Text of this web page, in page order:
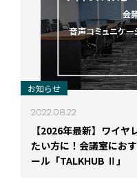
お知らせ
2022.08.22
【2026年最新】ワイ
たい方に！会議室にお
ール「TALKHUB Ⅱ」